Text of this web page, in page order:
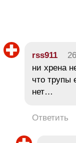
rss911
ни хрена
что трупы
нет…
Ответить